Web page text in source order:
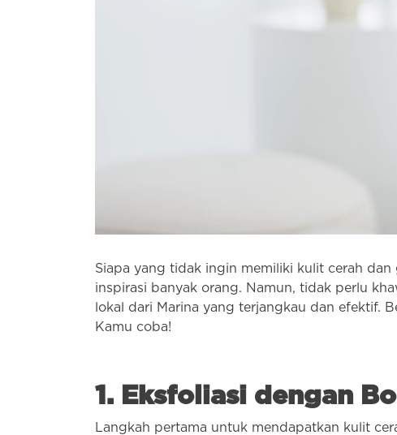
Siapa yang tidak ingin memiliki kulit cerah
inspirasi banyak orang. Namun, tidak perlu
lokal dari Marina yang terjangkau dan efektif.
Kamu coba!
1. Eksfoliasi dengan
Langkah pertama untuk mendapatkan kulit